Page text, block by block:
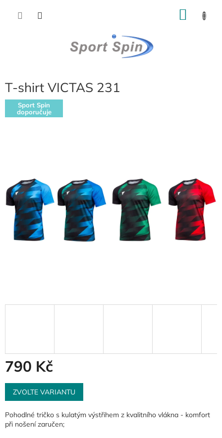
T-shirt VICTAS 231
Sport Spin
doporučuje
790 Kč
Měrná
cena:
ZVOLTE VARIANTU
Pohodlné tričko s kulatým výstřihem z kvalitního vlákna - komfort
při nošení zaručen;